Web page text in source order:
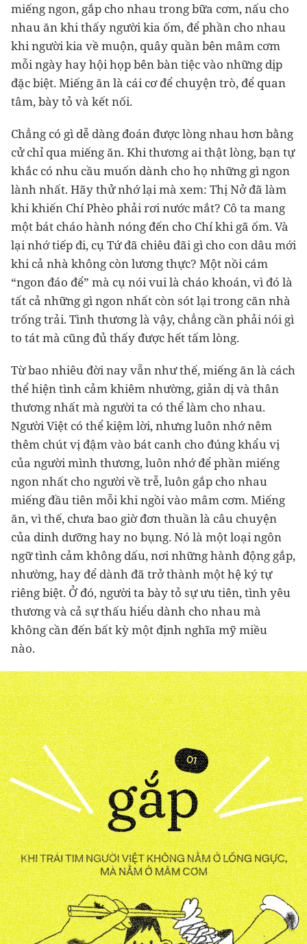
miếng ngon, gắp cho nhau trong bữa cơm, nấu cho
nhau ăn khi thấy người kia ốm, để phần cho nhau
khi người kia về muộn, quây quần bên mâm cơm
mỗi ngày hay hội họp bên bàn tiệc vào những dịp
đặc biệt. Miếng ăn là cái cơ để chuyện trò, để quan
tâm, bày tỏ và kết nối.
Chẳng có gì dễ dàng đoán được lòng nhau hơn bằng
cử chỉ qua miếng ăn. Khi thương ai thật lòng, bạn tự
khắc có nhu cầu muốn dành cho họ những gì ngon
lành nhất. Hãy thử nhớ lại mà xem: Thị Nở đã làm
khi khiến Chí Phèo phải rơi nước mắt? Cô ta mang
một bát cháo hành nóng đến cho Chí khi gã ốm. Và
lại nhớ tiếp đi, cụ Tứ đã chiêu đãi gì cho con dâu mới
khi cả nhà không còn lương thực? Một nồi cám
“ngon đáo để” mà cụ nói vui là cháo khoán, vì đó là
tất cả những gì ngon nhất còn sót lại trong căn nhà
trống trải. Tình thương là vậy, chẳng cần phải nói gì
to tát mà cũng đủ thấy được hết tấm lòng.
Từ bao nhiêu đời nay vẫn như thế, miếng ăn là cách
thể hiện tình cảm khiêm nhường, giản dị và thân
thương nhất mà người ta có thể làm cho nhau.
Người Việt có thể kiệm lời, nhưng luôn nhớ nêm
thêm chút vị đậm vào bát canh cho đúng khẩu vị
của người mình thương, luôn nhớ để phần miếng
ngon nhất cho người về trễ, luôn gắp cho nhau
miếng đầu tiên mỗi khi ngồi vào mâm cơm. Miếng
ăn, vì thế, chưa bao giờ đơn thuần là câu chuyện
của dinh dưỡng hay no bụng. Nó là một loại ngôn
ngữ tình cảm không dấu, nơi những hành động gắp,
nhường, hay để dành đã trở thành một hệ ký tự
riêng biệt. Ở đó, người ta bày tỏ sự ưu tiên, tình yêu
thương và cả sự thấu hiểu dành cho nhau mà
không cần đến bất kỳ một định nghĩa mỹ miều
nào.